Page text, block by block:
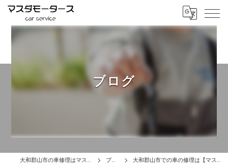
ブログ
大和郡山市の車修理はマスダモータース ブログ 大和郡山市での車の修理は【マスダモータース】で